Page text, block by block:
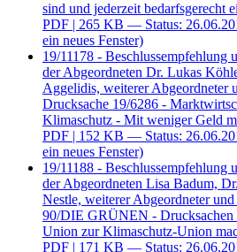
sind und jederzeit bedarfsgerecht
PDF | 265 KB — Status:
ein neues Fenster)
19/11178 - Beschlussempfehlung
der Abgeordneten Dr. Lukas
Aggelidis, weiterer Abgeordneter
Drucksache 19/6286 -
Klimaschutz - Mit weniger Geld
PDF | 152 KB — Status:
ein neues Fenster)
19/11188 - Beschlussempfehlung
der Abgeordneten Lisa Badum,
Nestle, weiterer Abgeordneter
90/DIE GRÜNEN - Drucksachen
Union zur Klimaschutz-Union
PDF | 171 KB — Status: